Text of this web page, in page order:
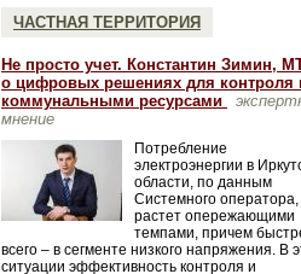
ЧАСТНАЯ ТЕРРИТОРИЯ
Не просто учет. Константин Зимин,
о цифровых решениях для контроля
коммунальными ресурсами
мнение
Потребление
электроэнергии в
области, по данным
Системного оператора,
растет опережающими
темпами, причем
всего – в сегменте низкого напряжения. В
ситуации эффективность контроля и